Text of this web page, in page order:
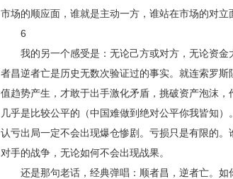
市场的顺应面，谁就是主动一方，谁站在市场的对立
6
我的另一个感受是：无论己方或对方，无论资金
者昌逆者亡是历史无数次验证过的事实。就连索罗
值趋势产生，才敢于出手激化矛盾，挑破资产泡沫
几乎是比较公平的（中国难做到绝对公平你我皆知
认亏出局一定不会出现爆仓惨剧。亏损只是有限的
对手的战争，无论如何不会出现战果。
还是那句老话，经典弹唱：顺者昌，逆者亡。如